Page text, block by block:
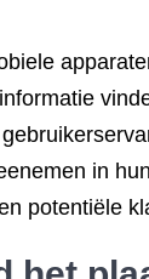
in
potentiële